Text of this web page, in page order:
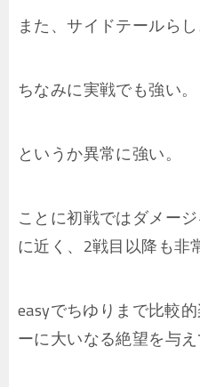
また、サイドテールら
ちなみに実戦でも強い。
というか異常に強い。
ことに初戦ではダメー
に近く、2戦目以降も非
easyでちゆりまで比較
ーに大いなる絶望を与え